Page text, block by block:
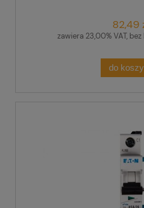
82,49
zawiera 23,00% VAT,
do